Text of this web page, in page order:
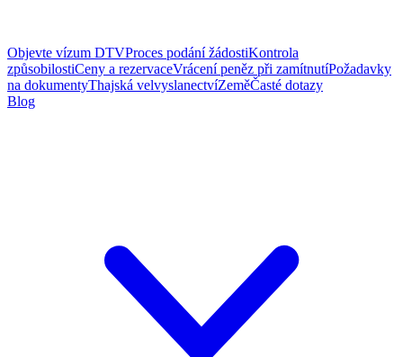
Objevte vízum DTVProces podání žádostiKontrola
způsobilostiCeny a rezervaceVrácení peněz při zamítnutíPožadavky
na dokumentyThajská velvyslanectvíZeměČasté dotazy
Blog